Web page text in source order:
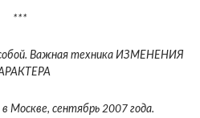
***
Важная техника ИЗМЕНЕНИЯ
Москве, сентябрь 2007 года.